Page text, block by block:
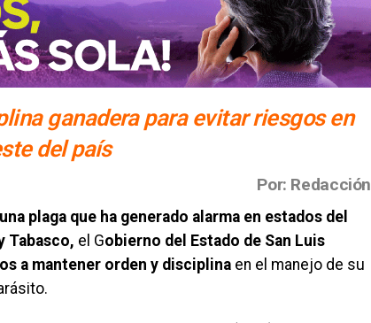
ganadera para evitar riesgos en
del país
Por: Redacción
plaga que ha generado alarma en estados del
Tabasco, el Gobierno del Estado de San Luis
a mantener orden y disciplina en el manejo de su